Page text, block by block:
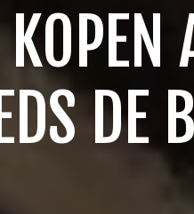
DE